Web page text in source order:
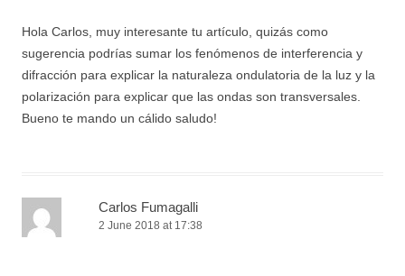
Hola Carlos, muy interesante tu artículo, quizás como
sugerencia podrías sumar los fenómenos de interferencia y
difracción para explicar la naturaleza ondulatoria de la luz y la
polarización para explicar que las ondas son transversales.
Bueno te mando un cálido saludo!
Carlos Fumagalli
2 June 2018 at 17:38